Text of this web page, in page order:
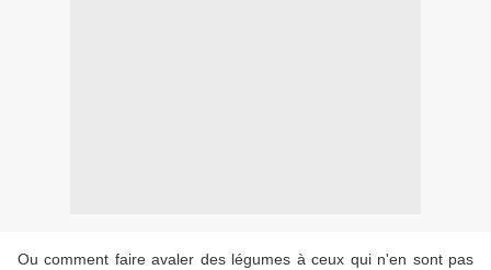
Ou comment faire avaler des légumes à ceux qui n'en sont pas